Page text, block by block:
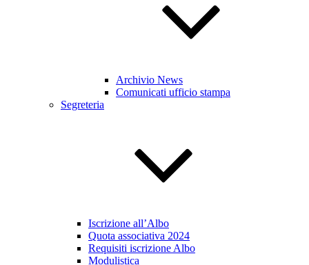
Archivio News
Comunicati ufficio stampa
Segreteria
Iscrizione all’Albo
Quota associativa 2024
Requisiti iscrizione Albo
Modulistica